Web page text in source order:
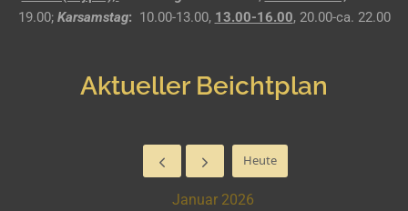
19.00; Karsamstag: 10.00-13.00, 13.00-16.00, 20.00-ca. 22.00
Aktueller Beichtplan
Heute
Januar 2026